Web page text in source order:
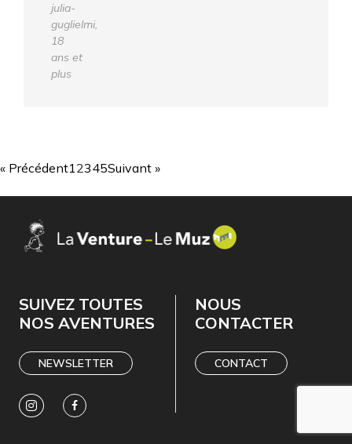
julia-
guglielmi,
18
ans et
plus
« Précédent12345Suivant »
SUIVEZ TOUTES
NOS AVENTURES
NEWSLETTER
NOUS
CONTACTER
CONTACT